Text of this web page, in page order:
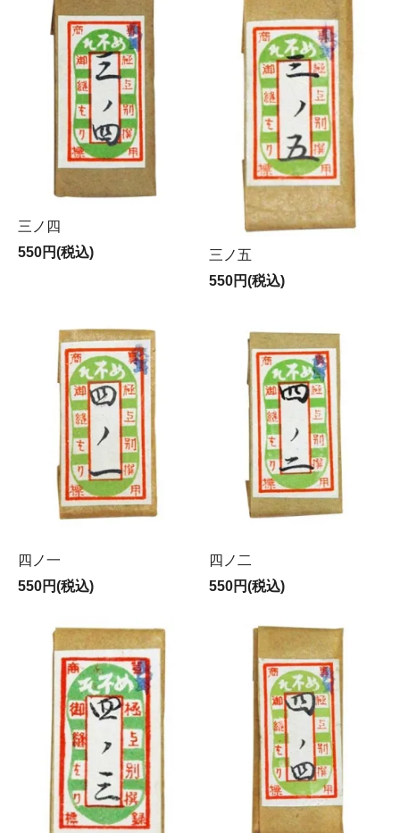
三ノ四
550円(税込)
三ノ五
550円(税込)
四ノ一
550円(税込)
四ノ二
550円(税込)